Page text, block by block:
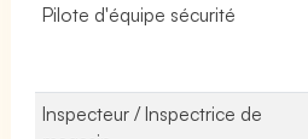
Pilote d'équipe sécurité
Inspecteur / Inspectrice de